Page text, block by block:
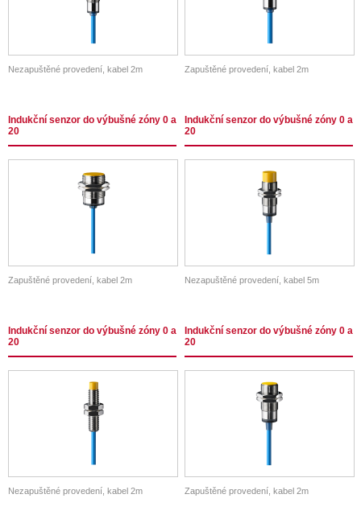
Nezapuštěné provedení, kabel 2m Zapuštěné provedení, kabel 2m
Indukční senzor do výbušné zóny 0 a
20
Zapuštěné provedení, kabel 2m
Indukční senzor do výbušné zóny 0 a
20
Nezapuštěné provedení, kabel 5m
Indukční senzor do výbušné zóny 0 a
20
Nezapuštěné provedení, kabel 2m
Indukční senzor do výbušné zóny 0 a
20
Zapuštěné provedení, kabel 2m